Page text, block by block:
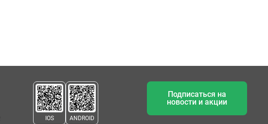
IOS ANDROID
Подписаться на
новости и акции